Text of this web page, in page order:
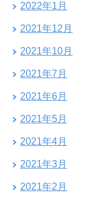
2022年1月
2021年12月
2021年10月
2021年7月
2021年6月
2021年5月
2021年4月
2021年3月
2021年2月